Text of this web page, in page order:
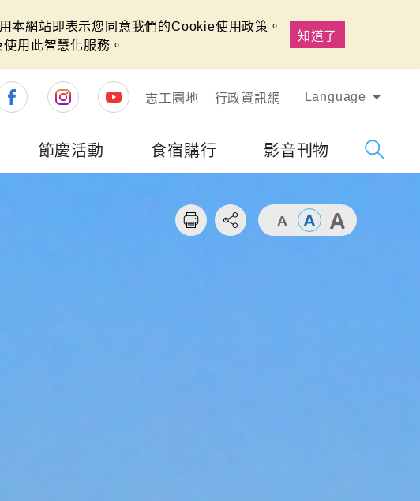
本網站即表示您同意我們的Cookie使用政策。
用此智慧化服務。
知道了
志工園地
行政資訊網 Language
節慶活動 食宿購行 影音刊物